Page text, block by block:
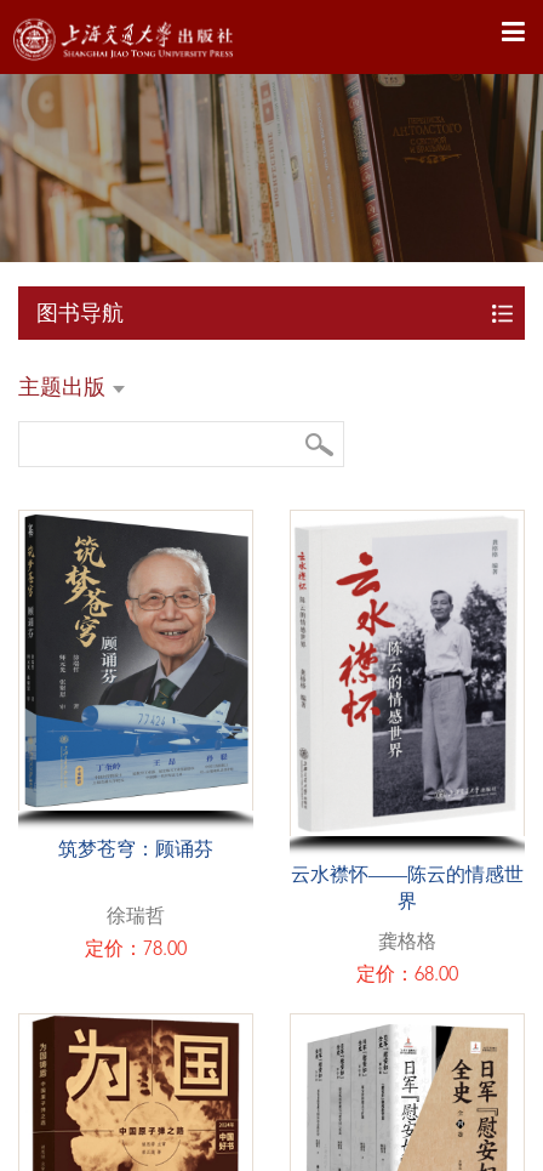
X
图书导航
主题出版
筑梦苍穹：顾诵芬
徐瑞哲
定价：78.00
云水襟怀——陈云的情感世
界
龚格格
定价：68.00